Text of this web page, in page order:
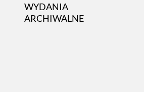
WYDANIA
ARCHIWALNE